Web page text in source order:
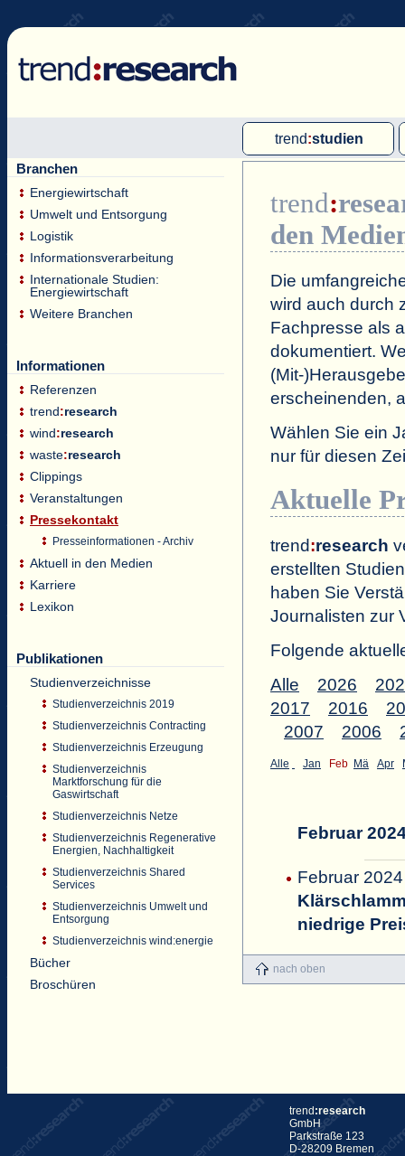
trend:studien
Single-Client-Studien
Internationale Markt Reports
Branchen
Energiewirtschaft
Umwelt und Entsorgung
Logistik
Informationsverarbeitung
Internationale Studien:
Energiewirtschaft
Weitere Branchen
Informationen
Referenzen
trend:research
wind:research
waste:research
Clippings
Veranstaltungen
Pressekontakt
Presseinformationen - Archiv
Aktuell in den Medien
Karriere
Lexikon
Publikationen
Studienverzeichnisse
Studienverzeichnis 2019
Studienverzeichnis Contracting
Studienverzeichnis Erzeugung
Studienverzeichnis
Marktforschung für die
Gaswirtschaft
Studienverzeichnis Netze
Studienverzeichnis Regenerative
Energien, Nachhaltigkeit
Studienverzeichnis Shared
Services
Studienverzeichnis Umwelt und
Entsorgung
Studienverzeichnis wind:energie
Bücher
Broschüren
trend:
den
Die
wird auch durch
Fachpresse als
dokumentiert.
(Mit-
erscheinenden,
Wählen Sie ein
nur für diesen
Aktuelle
trend:research
erstellten
haben Sie
Journalisten zur
Folgende
Alle
2026
2017
2016
2007
2006
Alle Jan Feb Mä Apr
Februar
Februar
niedrige
nach oben
trend :research
GmbH
Parkstraße 123
D-28209 Bremen